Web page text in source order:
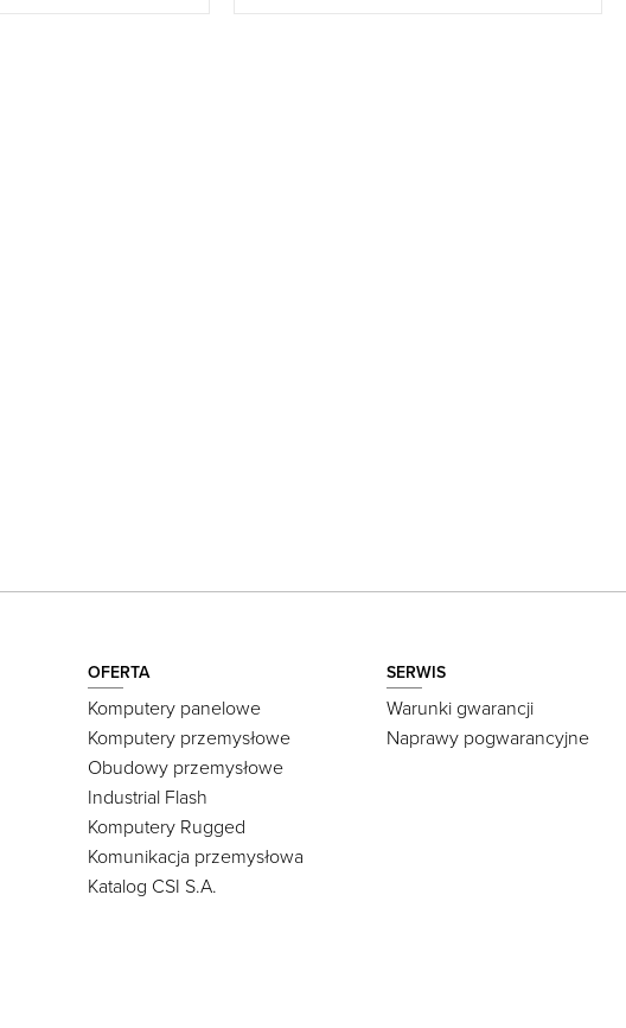
OFERTA
Komputery panelowe
Komputery przemysłowe
Obudowy przemysłowe
Industrial Flash
Komputery Rugged
Komunikacja przemysłowa
Katalog CSI S.A.
SERWIS
Warunki gwarancji
Naprawy pogwarancyjne